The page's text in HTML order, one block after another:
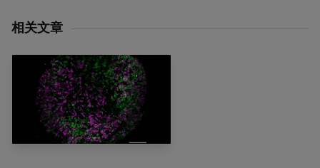
相关文章